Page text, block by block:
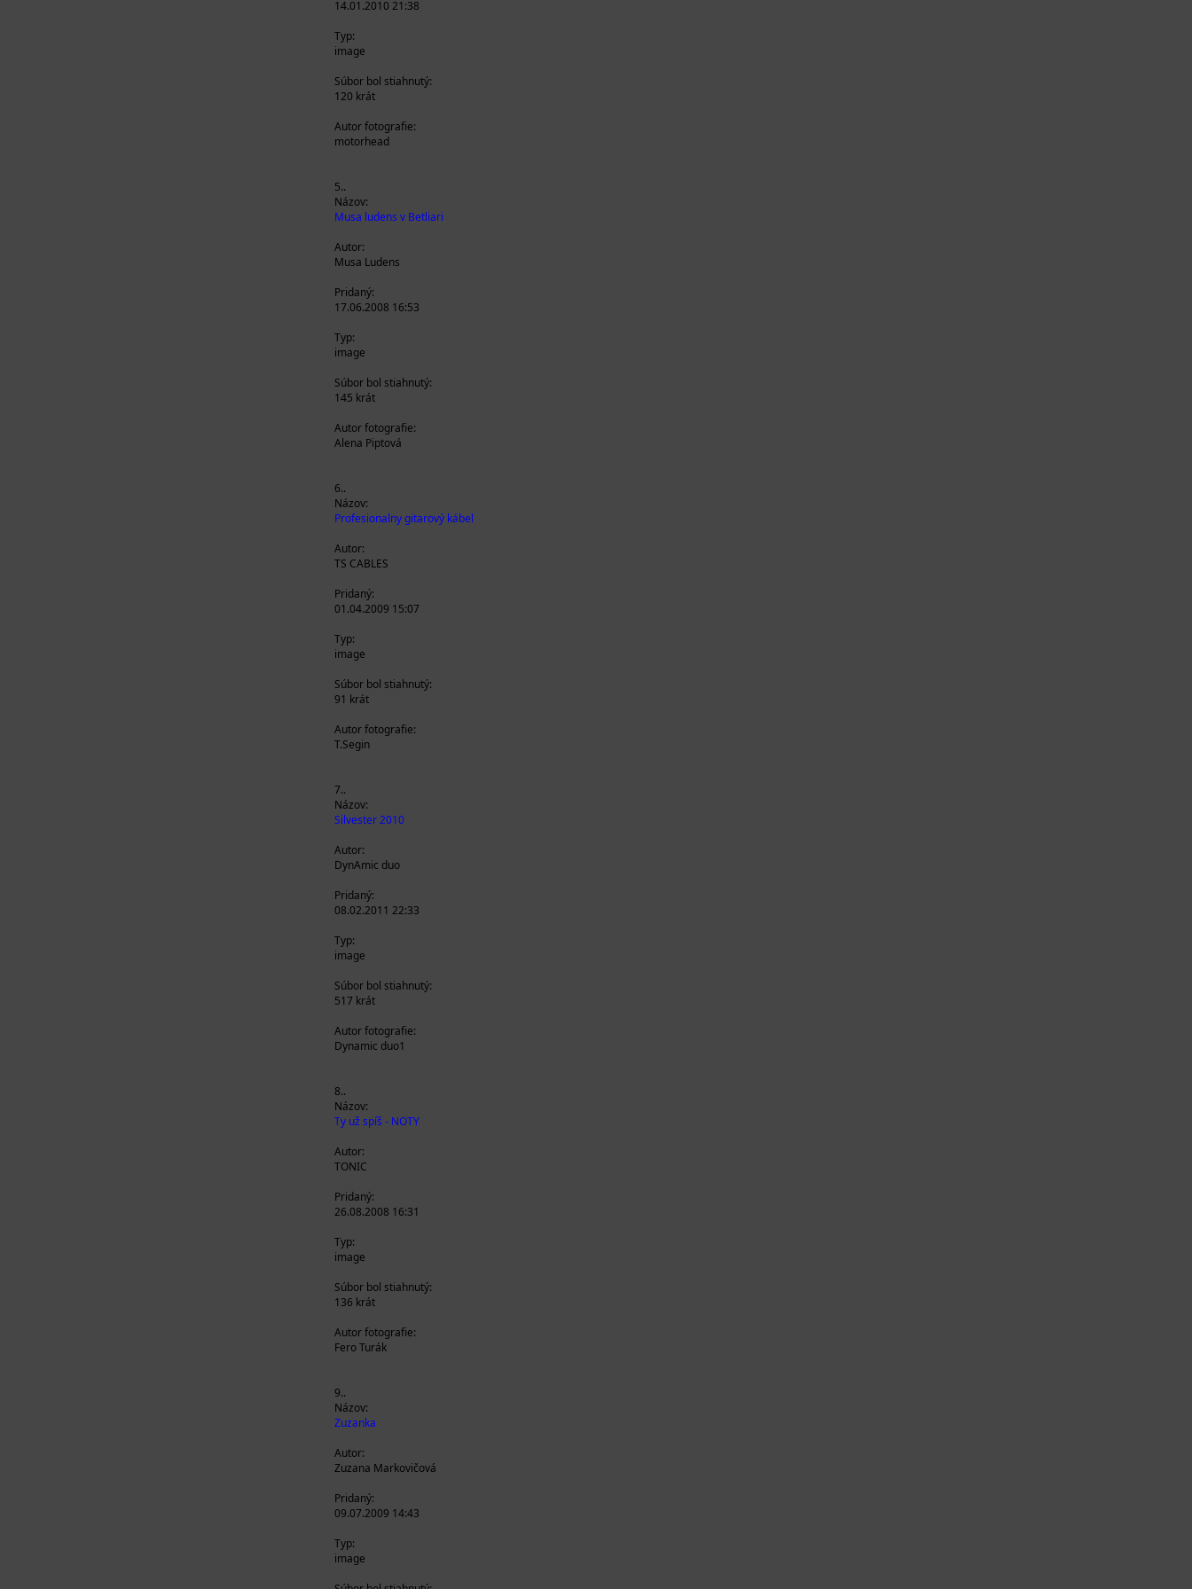
14.01.2010 21:38
Typ:
image
Súbor bol stiahnutý:
120 krát
Autor fotografie:
motorhead
5..
Názov:
Musa ludens v Betliari
Autor:
Musa Ludens
Pridaný:
17.06.2008 16:53
Typ:
image
Súbor bol stiahnutý:
145 krát
Autor fotografie:
Alena Piptová
6..
Názov:
Profesionalny gitarový kábel
Autor:
TS CABLES
Pridaný:
01.04.2009 15:07
Typ:
image
Súbor bol stiahnutý:
91 krát
Autor fotografie:
T.Segin
7..
Názov:
Silvester 2010
Autor:
DynAmic duo
Pridaný:
08.02.2011 22:33
Typ:
image
Súbor bol stiahnutý:
517 krát
Autor fotografie:
Dynamic duo1
8..
Názov:
Ty už spíš - NOTY
Autor:
TONIC
Pridaný:
26.08.2008 16:31
Typ:
image
Súbor bol stiahnutý:
136 krát
Autor fotografie:
Fero Turák
9..
Názov:
Zuzanka
Autor:
Zuzana Markovičová
Pridaný:
09.07.2009 14:43
Typ:
image